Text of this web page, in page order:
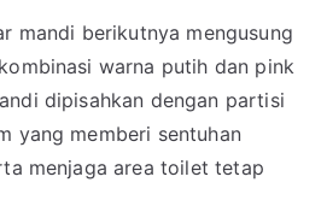
mandi berikutnya mengusung
warna putih dan pink
dipisahkan dengan partisi
yang memberi sentuhan
menjaga area toilet tetap